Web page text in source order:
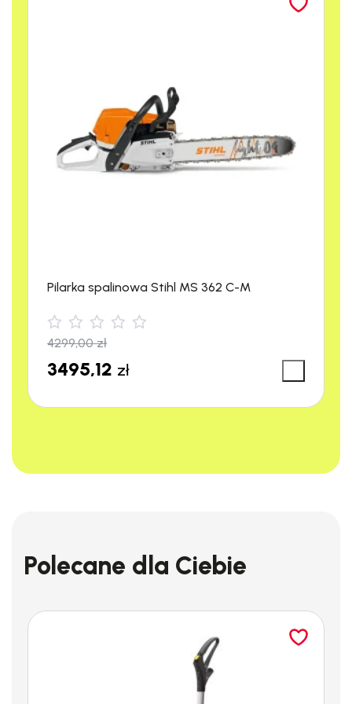
SPECYFIKACJA
URZĄDZENIA IPC GP 1/27
EXT:
Mokro/sucho/pranie
1 (dwustopniowy)
1000 – 1200 W max
Pilarka spalinowa Stihl MS 362 C-M
4299,00zł
3495,12 zł
Polecane dla Ciebie